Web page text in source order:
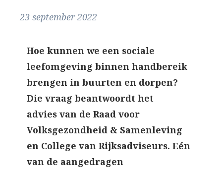
23 september 2022
Hoe kunnen we een sociale
leefomgeving binnen handbereik
brengen in buurten en dorpen?
Die vraag beantwoordt het
advies van de Raad voor
Volksgezondheid & Samenleving
en College van Rijksadviseurs. Eén
van de aangedragen